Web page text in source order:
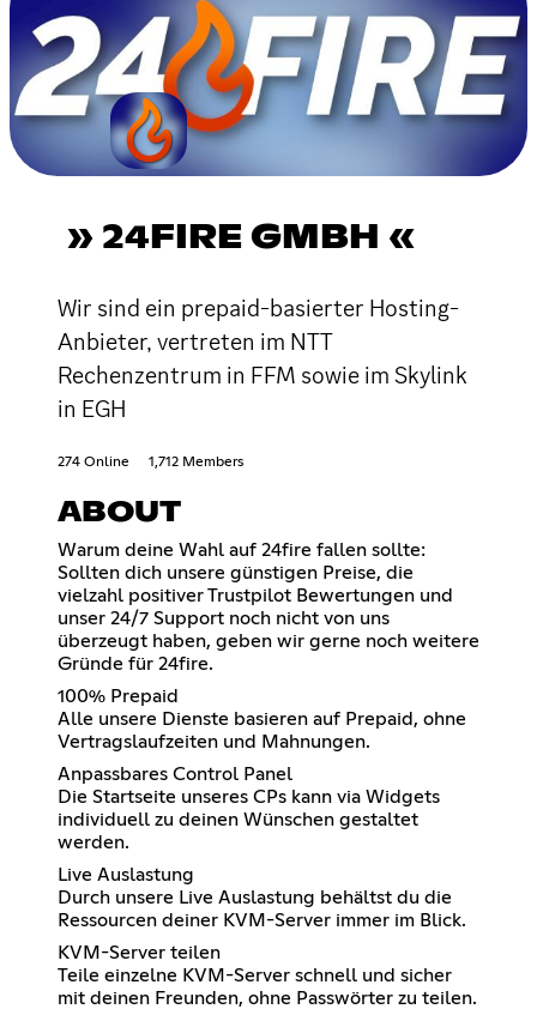
» 24FIRE GMBH «
Wir sind ein prepaid-basierter Hosting-
Anbieter, vertreten im NTT
Rechenzentrum in FFM sowie im Skylink
in EGH
274 Online 1,712 Members
ABOUT
Warum deine Wahl auf 24fire fallen sollte:
Sollten dich unsere günstigen Preise, die
vielzahl positiver Trustpilot Bewertungen und
unser 24/7 Support noch nicht von uns
überzeugt haben, geben wir gerne noch weitere
Gründe für 24fire.
100% Prepaid
Alle unsere Dienste basieren auf Prepaid, ohne
Vertragslaufzeiten und Mahnungen.
Anpassbares Control Panel
Die Startseite unseres CPs kann via Widgets
individuell zu deinen Wünschen gestaltet
werden.
Live Auslastung
Durch unsere Live Auslastung behältst du die
Ressourcen deiner KVM-Server immer im Blick.
KVM-Server teilen
Teile einzelne KVM-Server schnell und sicher
mit deinen Freunden, ohne Passwörter zu teilen.